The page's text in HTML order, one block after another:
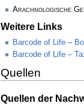
Arachnologische
Weitere Links
Barcode of Life –
Barcode of Life –
Quellen
Quellen der